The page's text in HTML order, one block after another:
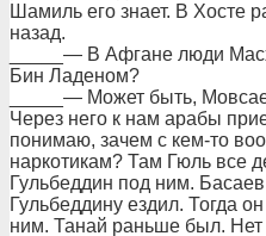
Шамиль его знает. В Хосте
назад.
_____— В Афгане люди
Бин Ладеном?
_____— Может быть,
Через него к нам арабы
понимаю, зачем с кем-то
наркотикам? Там Гюль все
Гульбеддин под ним.
Гульбеддину ездил. Тогда
ним. Танай раньше был.